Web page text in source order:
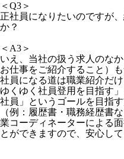
＜Q3＞
正社員になりたいのですが
か？
＜A3＞
いえ、当社の扱う求人のな
お仕事をご紹介すること）も
社員になる道は職業紹介だ
ゆく ゆく社員登用を目指す
社員」というゴールを目指
（例：履歴書・職務経歴書
業コーディネーターによる
とができますので、安心し